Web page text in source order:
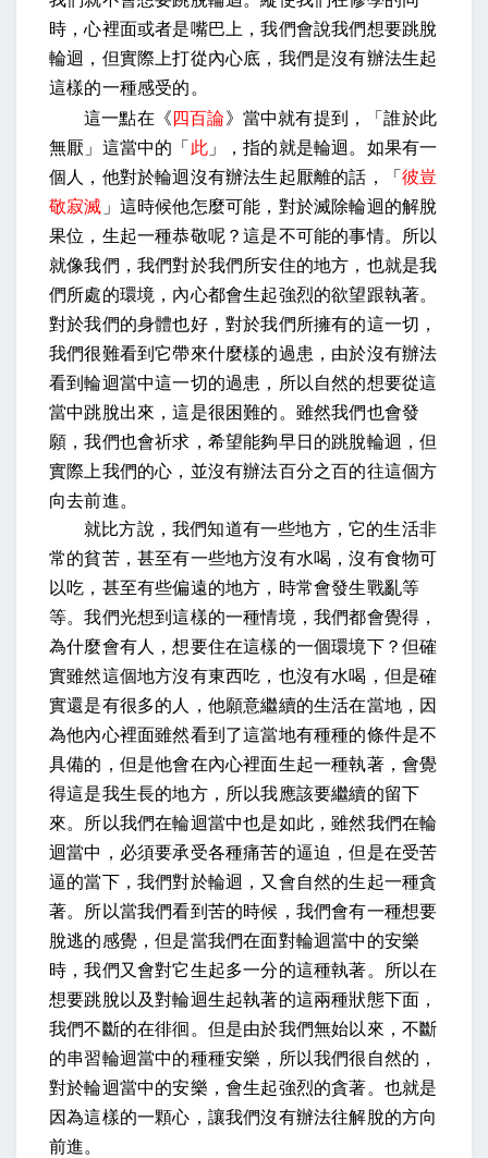
時，心裡面或者是嘴巴上，我們會說我們想要跳脫
輪迴，但實際上打從內心底，我們是沒有辦法生起
這樣的一種感受的。
這一點在《 四百論》當中就有提到，「誰於此
無厭」這當中的「 此」，指的就是輪迴。如果有一
個人，他對於輪迴沒有辦法生起厭離的話，「彼豈
敬寂滅 」這時候他怎麼可能，對於滅除輪迴的解脫
果位，生起一種恭敬呢？這是不可能的事情。所以
就像我們，我們對於我們所安住的地方，也就是我
們所處的環境，內心都會生起強烈的欲望跟執著。
對於我們的身體也好，對於我們所擁有的這一切，
我們很難看到它帶來什麼樣的過患，由於沒有辦法
看到輪迴當中這一切的過患，所以自然的想要從這
當中跳脫出來，這是很困難的。雖然我們也會發
願，我們也會祈求，希望能夠早日的跳脫輪迴，但
實際上我們的心，並沒有辦法百分之百的往這個方
向去前進。
就比方說，我們知道有一些地方，它的生活非
常的貧苦，甚至有一些地方沒有水喝，沒有食物可
以吃，甚至有些偏遠的地方，時常會發生戰亂等
等。我們光想到這樣的一種情境，我們都會覺得，
為什麼會有人，想要住在這樣的一個環境下？但確
實雖然這個地方沒有東西吃，也沒有水喝，但是確
實還是有很多的人，他願意繼續的生活在當地，因
為他內心裡面雖然看到了這當地有種種的條件是不
具備的，但是他會在內心裡面生起一種執著，會覺
得這是我生長的地方，所以我應該要繼續的留下
來。所以我們在輪迴當中也是如此，雖然我們在輪
迴當中，必須要承受各種痛苦的逼迫，但是在受苦
逼的當下，我們對於輪迴，又會自然的生起一種貪
著。所以當我們看到苦的時候，我們會有一種想要
脫逃的感覺，但是當我們在面對輪迴當中的安樂
時，我們又會對它生起多一分的這種執著。所以在
想要跳脫以及對輪迴生起執著的這兩種狀態下面，
我們不斷的在徘徊。但是由於我們無始以來，不斷
的串習輪迴當中的種種安樂，所以我們很自然的，
對於輪迴當中的安樂，會生起強烈的貪著。也就是
因為這樣的一顆心，讓我們沒有辦法往解脫的方向
前進。